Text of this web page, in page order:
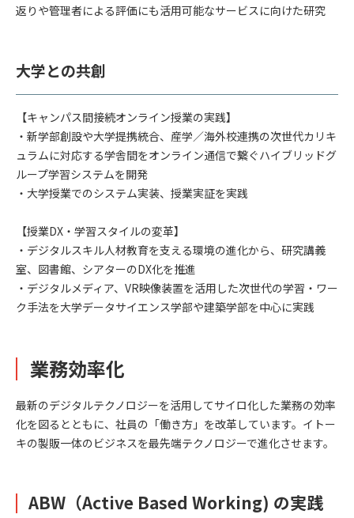
返りや管理者による評価にも活用可能なサービスに向けた研究
大学との共創
【キャンパス間接続オンライン授業の実践】
・新学部創設や大学提携統合、産学／海外校連携の次世代カリキ
ュラムに対応する学舎間をオンライン通信で繋ぐハイブリッドグ
ループ学習システムを開発
・大学授業でのシステム実装、授業実証を実践
【授業DX・学習スタイルの変革】
・デジタルスキル人材教育を支える環境の進化から、研究講義
室、図書館、シアターのDX化を推進
・デジタルメディア、VR映像装置を活用した次世代の学習・ワー
ク手法を大学データサイエンス学部や建築学部を中心に実践
業務効率化
最新のデジタルテクノロジーを活用してサイロ化した業務の効率
化を図るとともに、社員の「働き方」を改革しています。イトー
キの製販一体のビジネスを最先端テクノロジーで進化させます。
ABW（Active Based Working) の実践